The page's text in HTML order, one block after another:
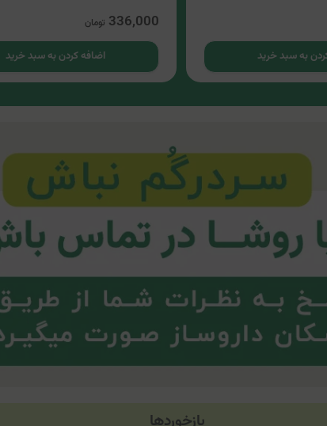
به سبد خرید
336,000 تومان
اضافه کردن به سبد خرید
بازخوردها